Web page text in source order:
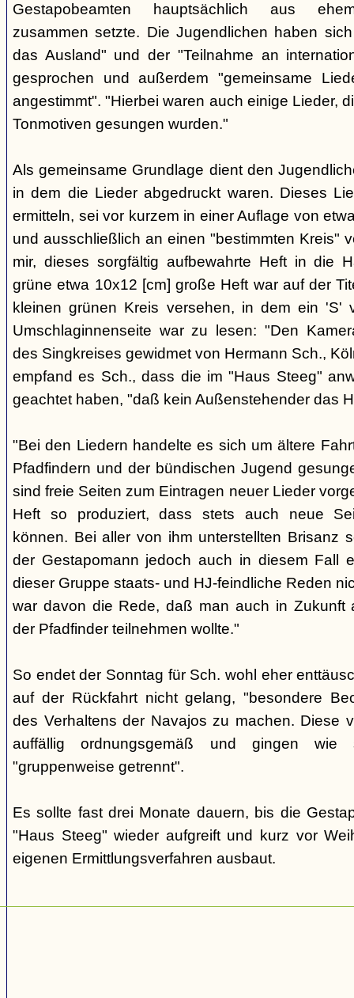
Gestapobeamten hauptsächlich aus
zusammen setzte. Die Jugendlichen haben
das Ausland" und der "Teilnahme an
gesprochen und außerdem "gemeinsame
angestimmt". "Hierbei waren auch einige Lieder,
Tonmotiven gesungen wurden."
Als gemeinsame Grundlage dient den
in dem die Lieder abgedruckt waren. Dieses
ermitteln, sei vor kurzem in einer Auflage von
und ausschließlich an einen "bestimmten Kreis"
mir, dieses sorgfältig aufbewahrte Heft in die
grüne etwa 10x12 [cm] große Heft war auf der
kleinen grünen Kreis versehen, in dem ein 'S'
Umschlaginnenseite war zu lesen: "Den
des Singkreises gewidmet von Hermann Sch.,
empfand es Sch., dass die im "Haus Steeg"
geachtet haben, "daß kein Außenstehender das
"Bei den Liedern handelte es sich um ältere
Pfadfindern und der bündischen Jugend
sind freie Seiten zum Eintragen neuer Lieder
Heft so produziert, dass stets auch neue
können. Bei aller von ihm unterstellten Brisanz
der Gestapomann jedoch auch in diesem Fall
dieser Gruppe staats- und HJ-feindliche Reden
war davon die Rede, daß man auch in Zukunft
der Pfadfinder teilnehmen wollte."
So endet der Sonntag für Sch. wohl eher
auf der Rückfahrt nicht gelang, "besondere
des Verhaltens der Navajos zu machen. Diese
auffällig ordnungsgemäß und gingen wie
"gruppenweise getrennt".
Es sollte fast drei Monate dauern, bis die
"Haus Steeg" wieder aufgreift und kurz vor
eigenen Ermittlungsverfahren ausbaut.